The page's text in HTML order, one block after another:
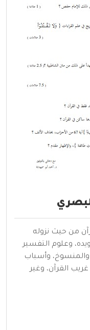
من حيث نزوله
وعلوم التفسير
وأسباب
القرآن، وغير